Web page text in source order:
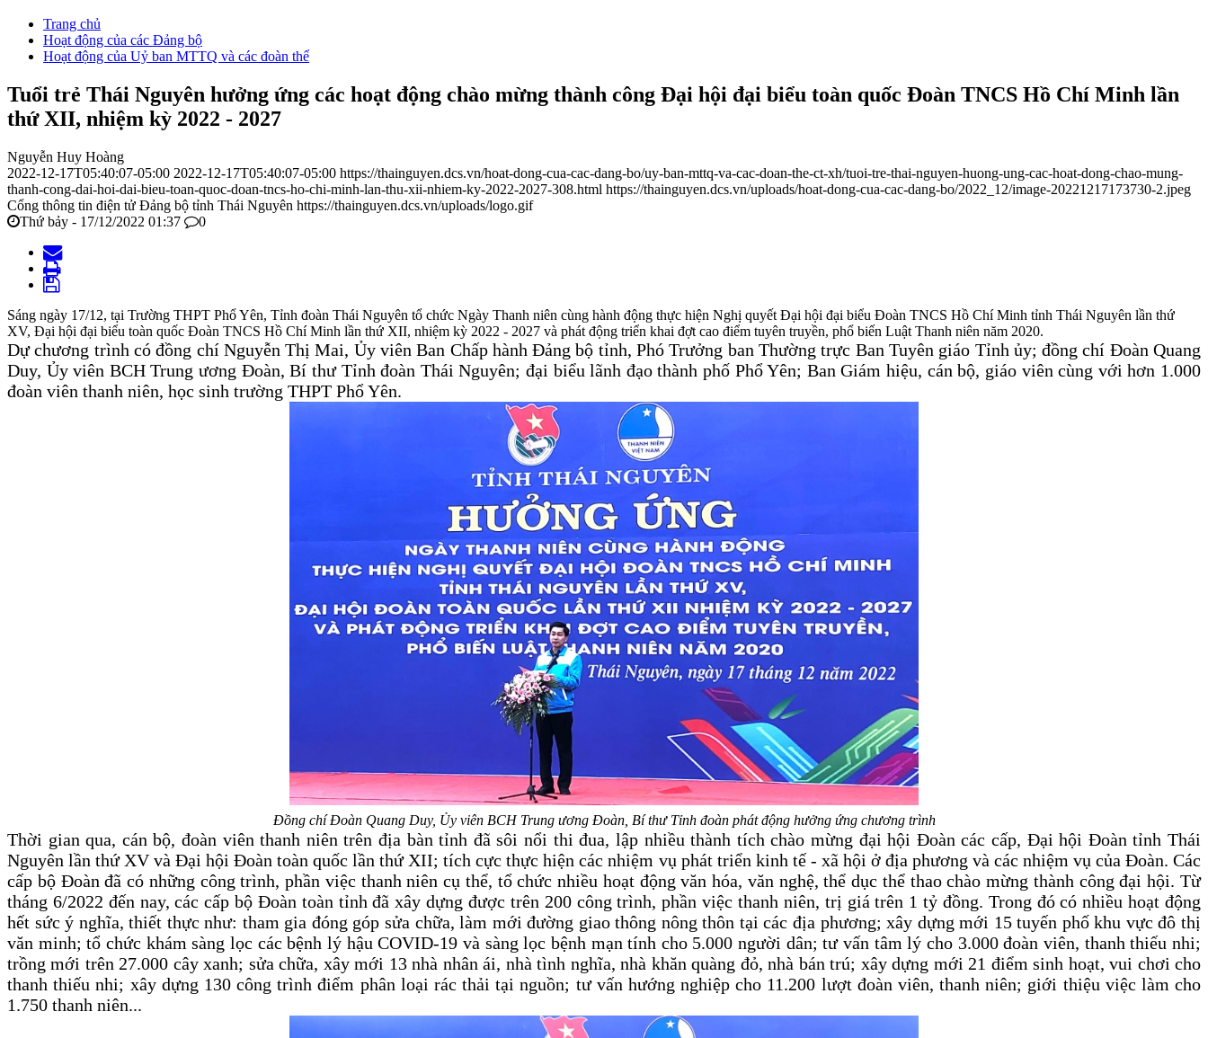
Trang chủ
Hoạt động của các Đảng bộ
Hoạt động của Uỷ ban MTTQ và các đoàn thể
Tuổi trẻ Thái Nguyên hưởng ứng các hoạt động chào mừng thành công Đại hội đại biểu toàn quốc Đoàn TNCS Hồ Chí Minh lần
thứ XII, nhiệm kỳ 2022 - 2027
Nguyễn Huy Hoàng
2022-12-17T05:40:07-05:00 2022-12-17T05:40:07-05:00 https://thainguyen.dcs.vn/hoat-dong-cua-cac-dang-bo/uy-ban-mttq-va-cac-doan-the-ct-xh/tuoi-tre-thai-nguyen-huong-ung-cac-hoat-dong-chao-mung-
thanh-cong-dai-hoi-dai-bieu-toan-quoc-doan-tncs-ho-chi-minh-lan-thu-xii-nhiem-ky-2022-2027-308.html https://thainguyen.dcs.vn/uploads/hoat-dong-cua-cac-dang-bo/2022_12/image-20221217173730-2.jpeg
Cổng thông tin điện tử Đảng bộ tỉnh Thái Nguyên https://thainguyen.dcs.vn/uploads/logo.gif
Thứ bảy - 17/12/2022 01:37
0
Sáng ngày 17/12, tại Trường THPT Phổ Yên, Tỉnh đoàn Thái Nguyên tổ chức Ngày Thanh niên cùng hành động thực hiện Nghị quyết Đại hội đại biểu Đoàn TNCS Hồ Chí Minh tỉnh Thái Nguyên lần thứ
XV, Đại hội đại biểu toàn quốc Đoàn TNCS Hồ Chí Minh lần thứ XII, nhiệm kỳ 2022 - 2027 và phát động triển khai đợt cao điểm tuyên truyền, phổ biến Luật Thanh niên năm 2020.
Dự chương trình có đồng chí Nguyễn Thị Mai, Ủy viên Ban Chấp hành Đảng bộ tỉnh, Phó Trưởng ban Thường trực Ban Tuyên giáo Tỉnh ủy; đồng chí Đoàn Quang
Duy, Ủy viên BCH Trung ương Đoàn, Bí thư Tỉnh đoàn Thái Nguyên; đại biểu lãnh đạo thành phố Phổ Yên; Ban Giám hiệu, cán bộ, giáo viên cùng với hơn 1.000
đoàn viên thanh niên, học sinh trường THPT Phổ Yên.
Đồng chí Đoàn Quang Duy, Ủy viên BCH Trung ương Đoàn, Bí thư Tỉnh đoàn phát động hưởng ứng chương trình
Thời gian qua, cán bộ, đoàn viên thanh niên trên địa bàn tỉnh đã sôi nổi thi đua, lập nhiều thành tích chào mừng đại hội Đoàn các cấp, Đại hội Đoàn tỉnh Thái
Nguyên lần thứ XV và Đại hội Đoàn toàn quốc lần thứ XII; tích cực thực hiện các nhiệm vụ phát triển kinh tế - xã hội ở địa phương và các nhiệm vụ của Đoàn. Các
cấp bộ Đoàn đã có những công trình, phần việc thanh niên cụ thể, tổ chức nhiều hoạt động văn hóa, văn nghệ, thể dục thể thao chào mừng thành công đại hội. Từ
tháng 6/2022 đến nay, các cấp bộ Đoàn toàn tỉnh đã xây dựng được trên 200 công trình, phần việc thanh niên, trị giá trên 1 tỷ đồng. Trong đó có nhiều hoạt động
hết sức ý nghĩa, thiết thực như: tham gia đóng góp sửa chữa, làm mới đường giao thông nông thôn tại các địa phương; xây dựng mới 15 tuyến phố khu vực đô thị
văn minh; tổ chức khám sàng lọc các bệnh lý hậu COVID-19 và sàng lọc bệnh mạn tính cho 5.000 người dân; tư vấn tâm lý cho 3.000 đoàn viên, thanh thiếu nhi;
trồng mới trên 27.000 cây xanh; sửa chữa, xây mới 13 nhà nhân ái, nhà tình nghĩa, nhà khăn quàng đỏ, nhà bán trú; xây dựng mới 21 điểm sinh hoạt, vui chơi cho
thanh thiếu nhi; xây dựng 130 công trình điểm phân loại rác thải tại nguồn; tư vấn hướng nghiệp cho 11.200 lượt đoàn viên, thanh niên; giới thiệu việc làm cho
1.750 thanh niên...